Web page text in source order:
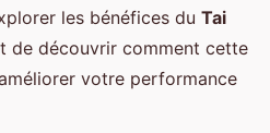
les bénéfices du Tai
de découvrir comment cette
votre performance